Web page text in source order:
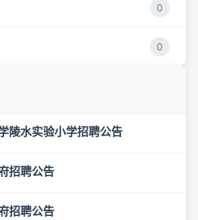
0
0
陵水实验小学招聘公告
招聘公告
招聘公告